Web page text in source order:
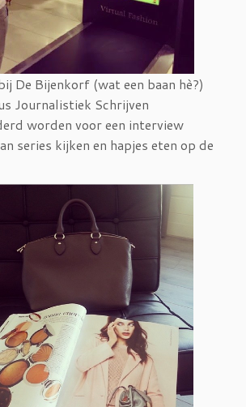
De Bijenkorf (wat een baan hè?)
Journalistiek Schrijven
worden voor een interview
series kijken en hapjes eten op de